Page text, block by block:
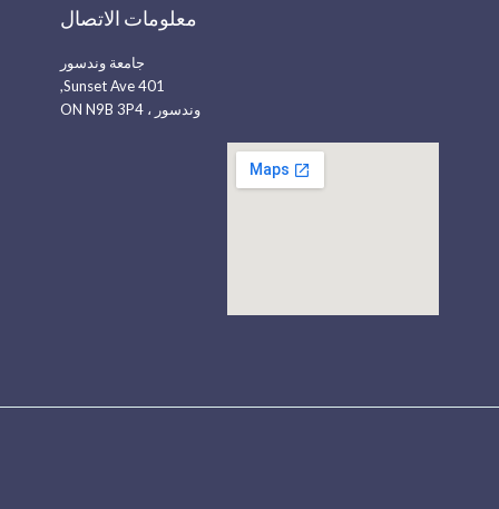
معلومات الاتصال
جامعة وندسور
401 Sunset Ave,
وندسور ، ON N9B 3P4